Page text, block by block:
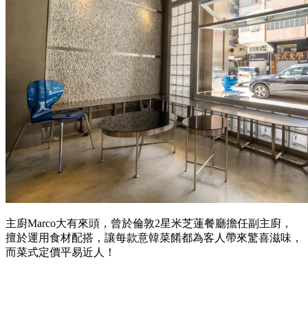
主廚Marco大有來頭，曾於倫敦2星米芝蓮餐廳擔任副主廚，
擅於運用食材配搭，讓每款意韓菜餚都為客人帶來驚喜滋味，
而菜式定價平易近人！